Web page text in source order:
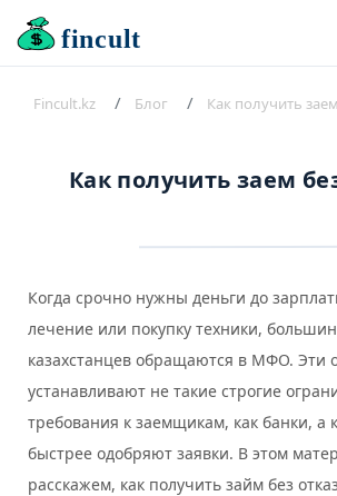
fincult
Fincult.kz Блог Как получить
Как получить заем
Когда срочно нужны деньги до
лечение или покупку техники,
казахстанцев обращаются в МФО. Эти
устанавливают не такие строгие
требования к заемщикам, как банки, а
быстрее одобряют заявки. В этом
расскажем, как получить займ без